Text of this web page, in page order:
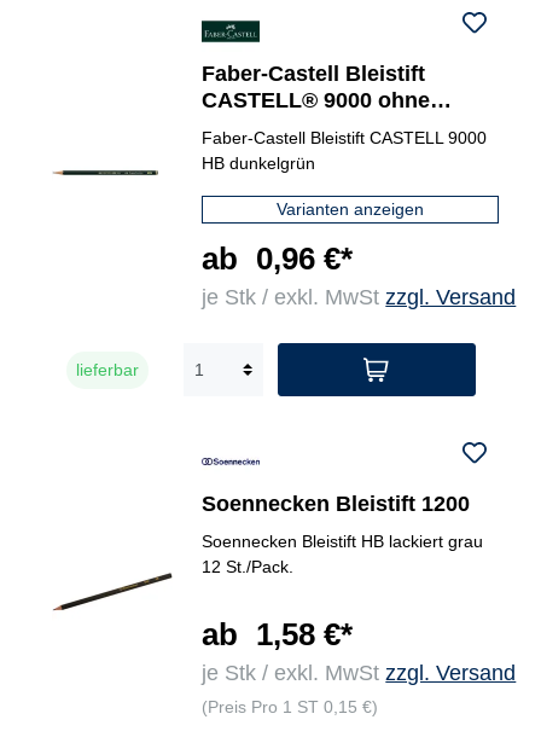
Faber-Castell Bleistift
CASTELL® 9000 ohne
Radierer
Faber-Castell Bleistift CASTELL 9000
HB dunkelgrün
Varianten anzeigen
ab 0,96 €*
je Stk / exkl. MwStzzgl. Versand
lieferbar
Soennecken Bleistift 1200
Soennecken Bleistift HB lackiert grau
12 St./Pack.
ab 1,58 €*
je Stk / exkl. MwStzzgl. Versand
(Preis Pro 1 ST 0,15 €)